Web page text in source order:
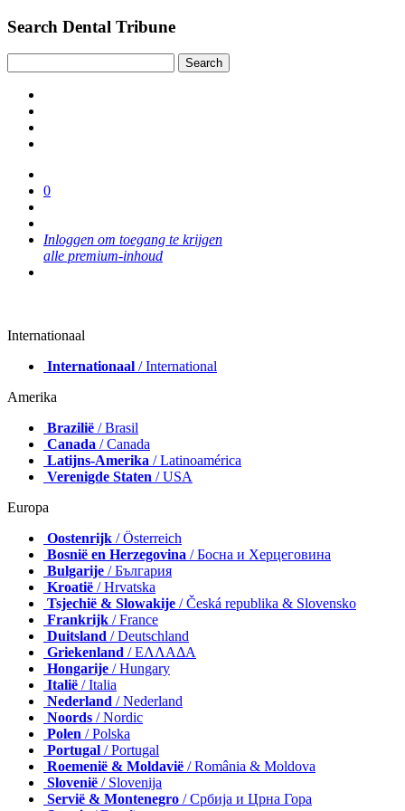
Search Dental Tribune
0
Inloggen om toegang te krijgen
alle premium-inhoud
Internationaal
Internationaal / International
Amerika
Brazilië / Brasil
Canada / Canada
Latijns-Amerika / Latinoamérica
Verenigde Staten / USA
Europa
Oostenrijk / Österreich
Bosnië en Herzegovina / Босна и Херцеговина
Bulgarije / България
Kroatië / Hrvatska
Tsjechië & Slowakije / Česká republika & Slovensko
Frankrijk / France
Duitsland / Deutschland
Griekenland / ΕΛΛΑΔΑ
Hongarije / Hungary
Italië / Italia
Nederland / Nederland
Noords / Nordic
Polen / Polska
Portugal / Portugal
Roemenië & Moldavië / România & Moldova
Slovenië / Slovenija
Servië & Montenegro / Србија и Црна Гора